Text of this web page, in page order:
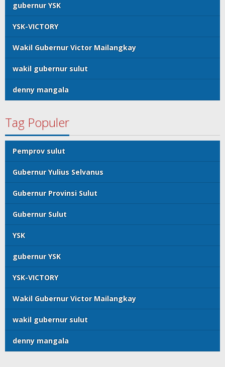
gubernur YSK
YSK-VICTORY
Wakil Gubernur Victor Mailangkay
wakil gubernur sulut
denny mangala
Tag Populer
Pemprov sulut
Gubernur Yulius Selvanus
Gubernur Provinsi Sulut
Gubernur Sulut
YSK
gubernur YSK
YSK-VICTORY
Wakil Gubernur Victor Mailangkay
wakil gubernur sulut
denny mangala